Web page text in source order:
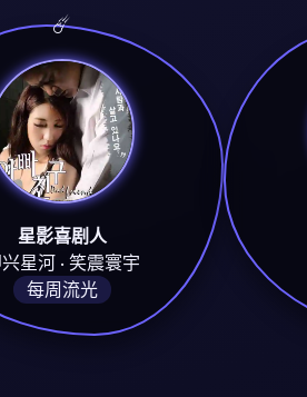
星影喜剧人
星河 · 笑震寰宇
每周流光